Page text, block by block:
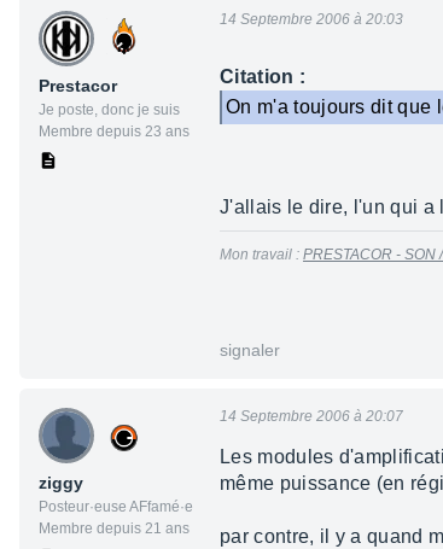
Prestacor
Je poste, donc je suis
Membre depuis 23 ans
14 Septembre 2006 à 20:03
Citation :
On m'a toujours dit que
J'allais le dire, l'un qui a
Mon travail : PRESTACOR - SON
signaler
ziggy
Posteur·euse AFfamé·e
Membre depuis 21 ans
14 Septembre 2006 à 20:07
Les modules
même puissance (en
par contre, il y a quand